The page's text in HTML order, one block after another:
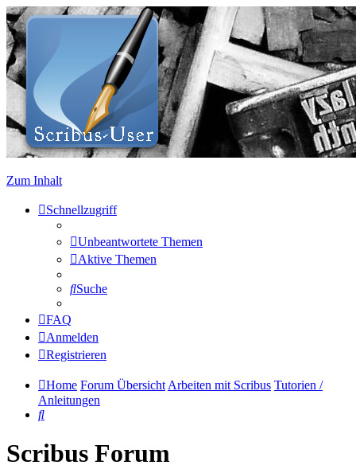
Zum Inhalt
Schnellzugriff
Unbeantwortete Themen
Aktive Themen
Suche
FAQ
Anmelden
Registrieren
Home Forum Übersicht Arbeiten mit Scribus Tutorien /
Anleitungen
Suche
Scribus Forum